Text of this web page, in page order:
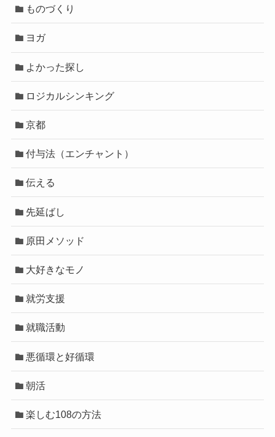
ものづくり
ヨガ
よかった探し
ロジカルシンキング
京都
付与法（エンチャント）
伝える
先延ばし
原田メソッド
大好きなモノ
就労支援
就職活動
悪循環と好循環
朝活
楽しむ108の方法